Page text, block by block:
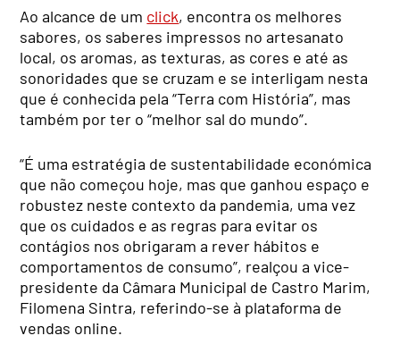
Ao alcance de um click, encontra os melhores
sabores, os saberes impressos no artesanato
local, os aromas, as texturas, as cores e até as
sonoridades que se cruzam e se interligam nesta
que é conhecida pela “Terra com História”, mas
também por ter o “melhor sal do mundo”.
“É uma estratégia de sustentabilidade económica
que não começou hoje, mas que ganhou espaço e
robustez neste contexto da pandemia, uma vez
que os cuidados e as regras para evitar os
contágios nos obrigaram a rever hábitos e
comportamentos de consumo”, realçou a vice-
presidente da Câmara Municipal de Castro Marim,
Filomena Sintra, referindo-se à plataforma de
vendas online.